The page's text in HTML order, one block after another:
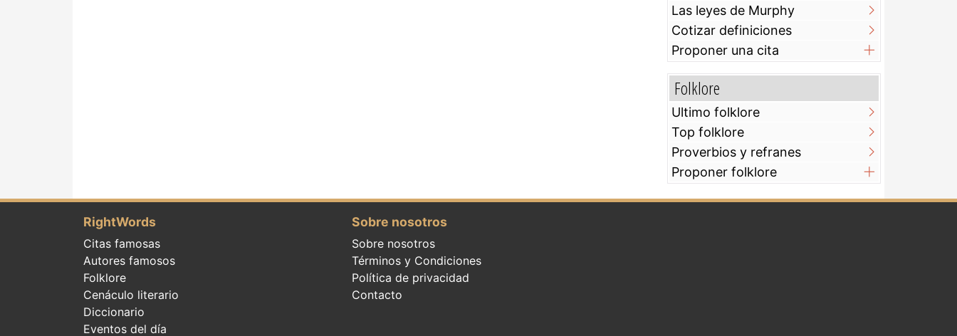
Las leyes de Murphy
Cotizar definiciones
Proponer una cita
Folklore
Ultimo folklore
Top folklore
Proverbios y refranes
Proponer folklore
RightWords
Citas famosas
Autores famosos
Folklore
Cenáculo literario
Diccionario
Eventos del día
Sobre nosotros
Sobre nosotros
Términos y Condiciones
Política de privacidad
Contacto